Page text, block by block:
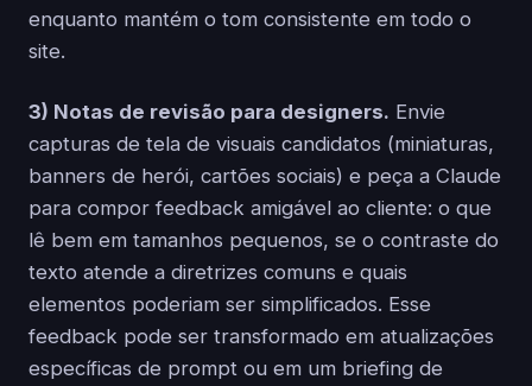
enquanto mantém o tom consistente em todo o
site.
3) Notas de revisão para designers. Envie
capturas de tela de visuais candidatos (miniaturas,
banners de herói, cartões sociais) e peça a Claude
para compor feedback amigável ao cliente: o que
lê bem em tamanhos pequenos, se o contraste do
texto atende a diretrizes comuns e quais
elementos poderiam ser simplificados. Esse
feedback pode ser transformado em atualizações
específicas de prompt ou em um briefing de